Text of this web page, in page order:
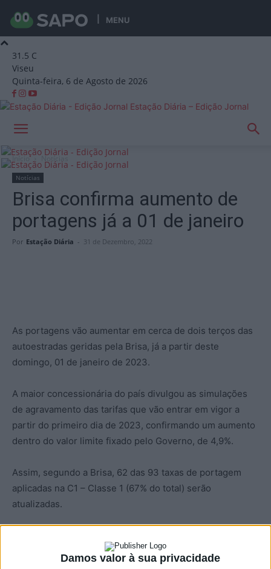
Damos valor à sua privacidade
MENU
31.5 C
Viseu
Quinta-feira, 6 de Agosto de 2026
Estação Diária – Edição Jornal
Início Notícias
Notícias
Brisa confirma aumento de
portagens já a 01 de janeiro
Por Estação Diária - 31 de Dezembro, 2022
As portagens vão aumentar em cerca de dois terços das
autoestradas geridas pela Brisa, já a partir deste
domingo, 01 de janeiro de 2023.
A maior concessionária do país divulgou as simulações
de agravamento das tarifas que vão entrar em vigor a
partir do primeiro dia de 2023, confirmando um aumento
dentro do valor limite fixado pelo Governo, de 4,9%.
Assim, segundo a Brisa, 62 das 93 taxas de portagem
aplicadas na C1 – Classe 1 (67% do total) serão
atualizadas.